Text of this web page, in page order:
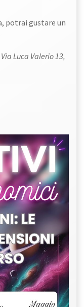
potrai gustare un
Via Luca Valerio 13,